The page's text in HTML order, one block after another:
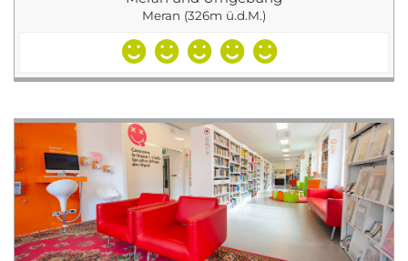
Meran (326m ü.d.M.)